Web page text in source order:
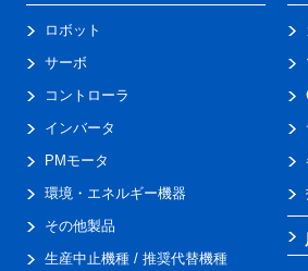
ロボット
サーボ
コントローラ
インバータ
PMモータ
環境・エネルギー機器
その他製品
生産中止機種 / 推奨代替機種